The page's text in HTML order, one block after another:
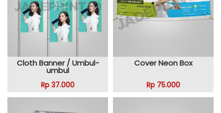
Cloth Banner / Umbul-
umbul
Rp 37.000
Cover Neon Box
Rp 75.000